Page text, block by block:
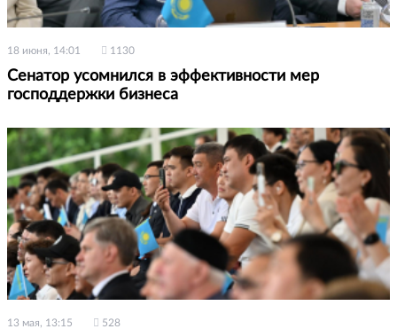
18 июня, 14:01 1130
Сенатор усомнился в эффективности мер
господдержки бизнеса
13 мая, 13:15 528